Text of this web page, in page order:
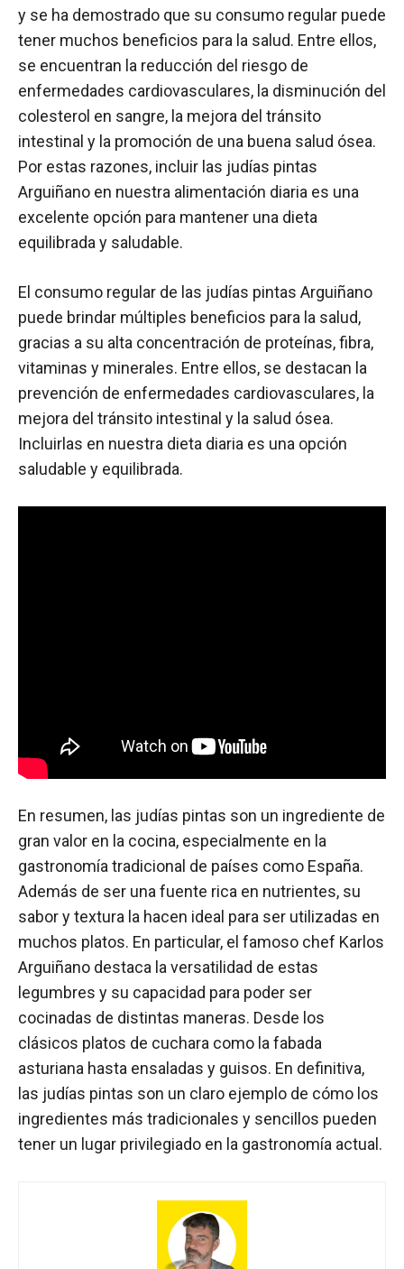
y se ha demostrado que su consumo regular puede
tener muchos beneficios para la salud. Entre ellos,
se encuentran la reducción del riesgo de
enfermedades cardiovasculares, la disminución del
colesterol en sangre, la mejora del tránsito
intestinal y la promoción de una buena salud ósea.
Por estas razones, incluir las judías pintas
Arguiñano en nuestra alimentación diaria es una
excelente opción para mantener una dieta
equilibrada y saludable.
El consumo regular de las judías pintas Arguiñano
puede brindar múltiples beneficios para la salud,
gracias a su alta concentración de proteínas, fibra,
vitaminas y minerales. Entre ellos, se destacan la
prevención de enfermedades cardiovasculares, la
mejora del tránsito intestinal y la salud ósea.
Incluirlas en nuestra dieta diaria es una opción
saludable y equilibrada.
En resumen, las judías pintas son un ingrediente de
gran valor en la cocina, especialmente en la
gastronomía tradicional de países como España.
Además de ser una fuente rica en nutrientes, su
sabor y textura la hacen ideal para ser utilizadas en
muchos platos. En particular, el famoso chef Karlos
Arguiñano destaca la versatilidad de estas
legumbres y su capacidad para poder ser
cocinadas de distintas maneras. Desde los
clásicos platos de cuchara como la fabada
asturiana hasta ensaladas y guisos. En definitiva,
las judías pintas son un claro ejemplo de cómo los
ingredientes más tradicionales y sencillos pueden
tener un lugar privilegiado en la gastronomía actual.